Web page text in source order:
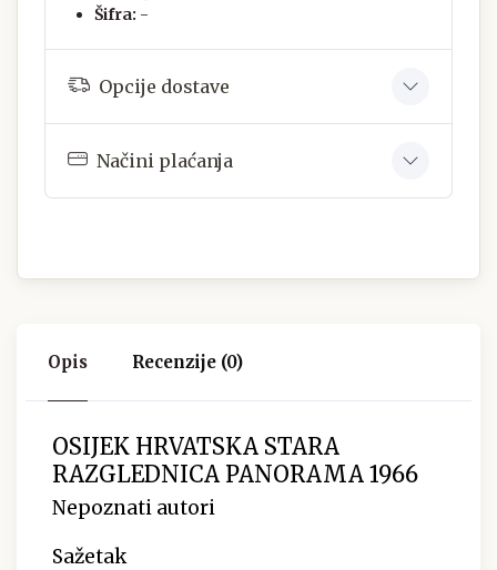
Šifra: -
Opcije dostave
Načini plaćanja
Opis Recenzije (0)
OSIJEK HRVATSKA STARA
RAZGLEDNICA PANORAMA 1966
Nepoznati autori
Sažetak